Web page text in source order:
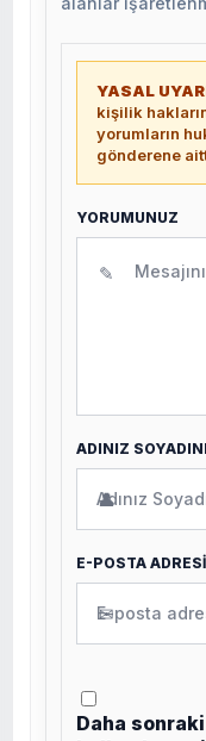
YASAL
kişilik
yorumların
gönderene
YORUMUNUZ
✎
ADINIZ
👤
E-POSTA
✉
Daha